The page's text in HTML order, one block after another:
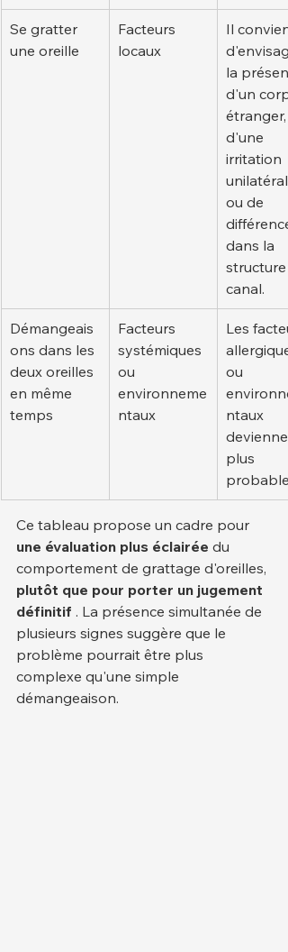
Se gratter
une oreille
Facteurs
locaux
Il
la
d'un
étranger,
d'une
irritation
ou de
dans la
structure
canal.
Démangeais
ons dans les
deux oreilles
en même
temps
Facteurs
systémiques
ou
environneme
ntaux
Les
ou
ntaux
plus
Ce tableau propose un cadre pour
une évaluation plus éclairée du
comportement de grattage d'oreilles,
plutôt que pour porter un jugement
définitif . La présence simultanée de
plusieurs signes suggère que le
problème pourrait être plus
complexe qu'une simple
démangeaison.